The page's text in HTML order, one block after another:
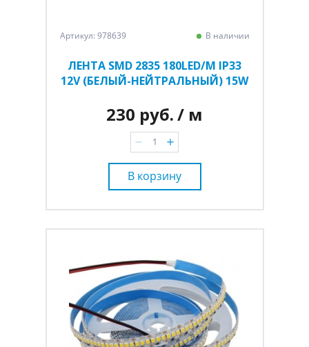
Артикул: 978639 В наличии
ЛЕНТА SMD 2835 180LED/M IP33
12V (БЕЛЫЙ-НЕЙТРАЛЬНЫЙ) 15W
230 руб./ м
В корзину